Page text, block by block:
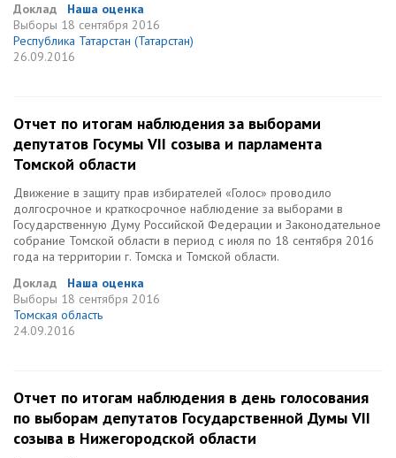
Доклад
Наша оценка
Выборы 18 сентября 2016
Республика Татарстан (Татарстан)
26.09.2016
Отчет по итогам наблюдения за выборами
депутатов Госумы VII созыва и парламента
Томской области
Движение в защиту прав избирателей «Голос» проводило
долгосрочное и краткосрочное наблюдение за выборами в
Государственную Думу Российской Федерации и Законодательное
собрание Томской области в период с июля по 18 сентября 2016
года на территории г. Томска и Томской области.
Доклад
Наша оценка
Выборы 18 сентября 2016
Томская область
24.09.2016
Отчет по итогам наблюдения в день голосования
по выборам депутатов Государственной Думы VII
созыва в Нижегородской области